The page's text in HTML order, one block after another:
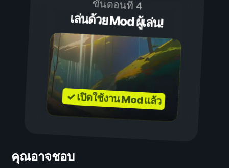
ขั้นตอนที่ 4
เล่นด้วย Mod ผู้เล่น!
✓ เปิดใช้งาน Mod แล้ว
คุณอาจชอบ